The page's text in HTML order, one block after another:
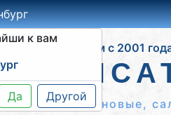
к вам
Да Другой
Работаем с 2001
КСО, резиновые,